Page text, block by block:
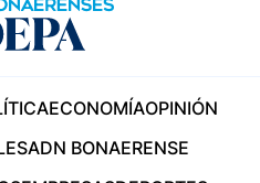
ECONOMÍAOPINIÓN
ADN BONAERENSE